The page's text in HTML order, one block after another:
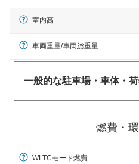
室内高
車両重量/車両総重量
一般的な駐車場・車体・
× 長さ 5,000mm 車路幅
燃費・
WLTCモード燃費